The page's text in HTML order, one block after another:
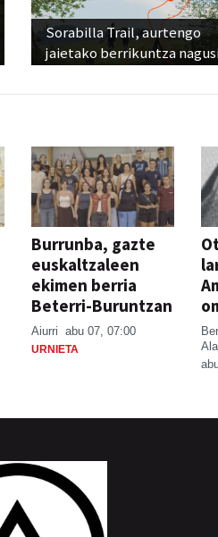
Sorabilla Trail, aurtengo
jaietako berrikuntza
Burrunba, gazte
euskaltzaleen
ekimen berria
Beterri-Buruntzan
Aiurri abu 07, 07:00
URNIETA